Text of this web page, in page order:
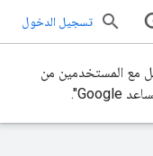
تسجيل الدخول
مع المستخدمين من